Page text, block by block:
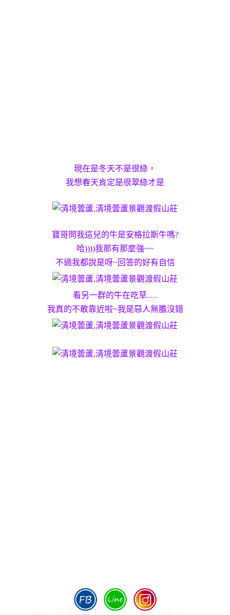
現在是冬天不是很綠，
我想春天肯定是很翠綠才是
寶哥問我這兒的牛是安格拉斯牛嗎?
哈))))我那有那麼強~~
不過我都說是呀~回答的好有自信
看另一群的牛在吃草….
我真的不敢靠近啦~我是惡人無膽沒錯